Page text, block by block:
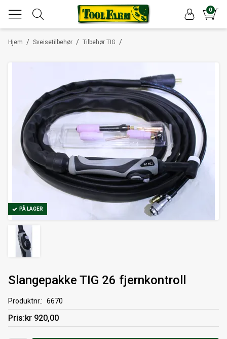
0
/
Hjem /
Sveisetilbehør /
Tilbehør TIG
PÅ LAGER
Slangepakke TIG 26 fjernkontroll
Produktnr. 6670
Pris kr 920,00